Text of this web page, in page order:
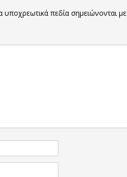
υποχρεωτικά πεδία σημειώνονται με